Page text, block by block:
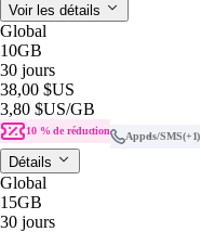
Voir les détails
Global
10GB
30 jours
38,00 $US
3,80 $US/GB
10 % de réduction Appels/SMS(+1)
Détails
Global
15GB
30 jours